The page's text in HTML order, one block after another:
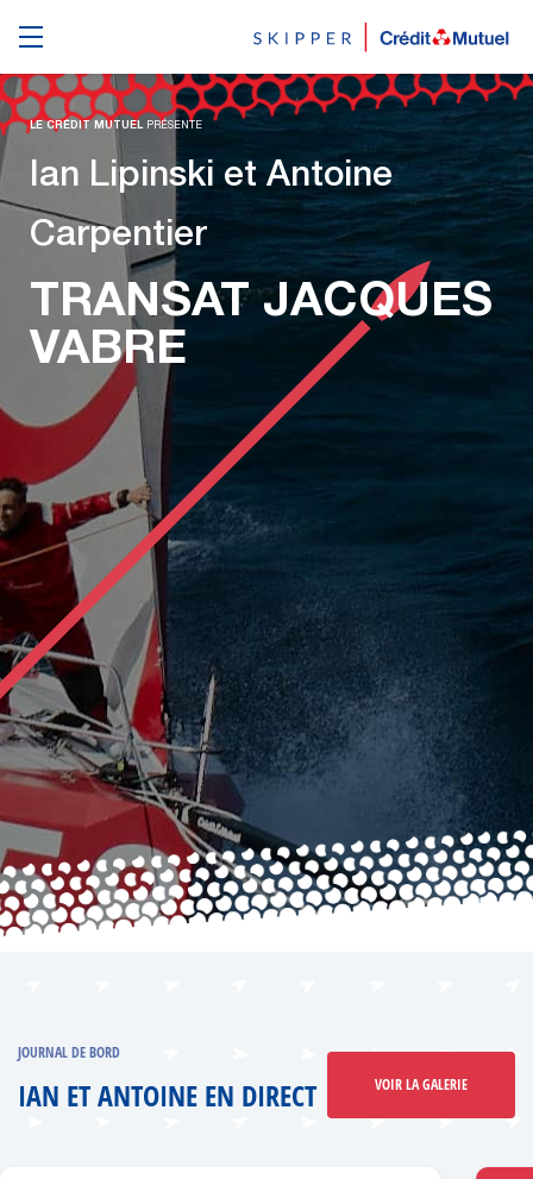
LE CRÉDIT MUTUEL PRÉSENTE
Ian Lipinski et Antoine
Carpentier
TRANSAT JACQUES
VABRE
JOURNAL DE BORD
IAN ET ANTOINE EN DIRECT VOIR LA GALERIE